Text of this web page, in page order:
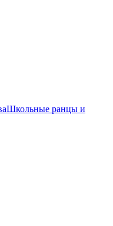
Школьные ранцы и